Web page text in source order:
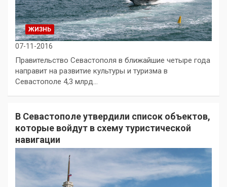
ЖИЗНЬ
07-11-2016
Правительство Севастополя в ближайшие четыре года
направит на развитие культуры и туризма в
Севастополе 4,3 млрд…
В Севастополе утвердили список объектов,
которые войдут в схему туристической
навигации